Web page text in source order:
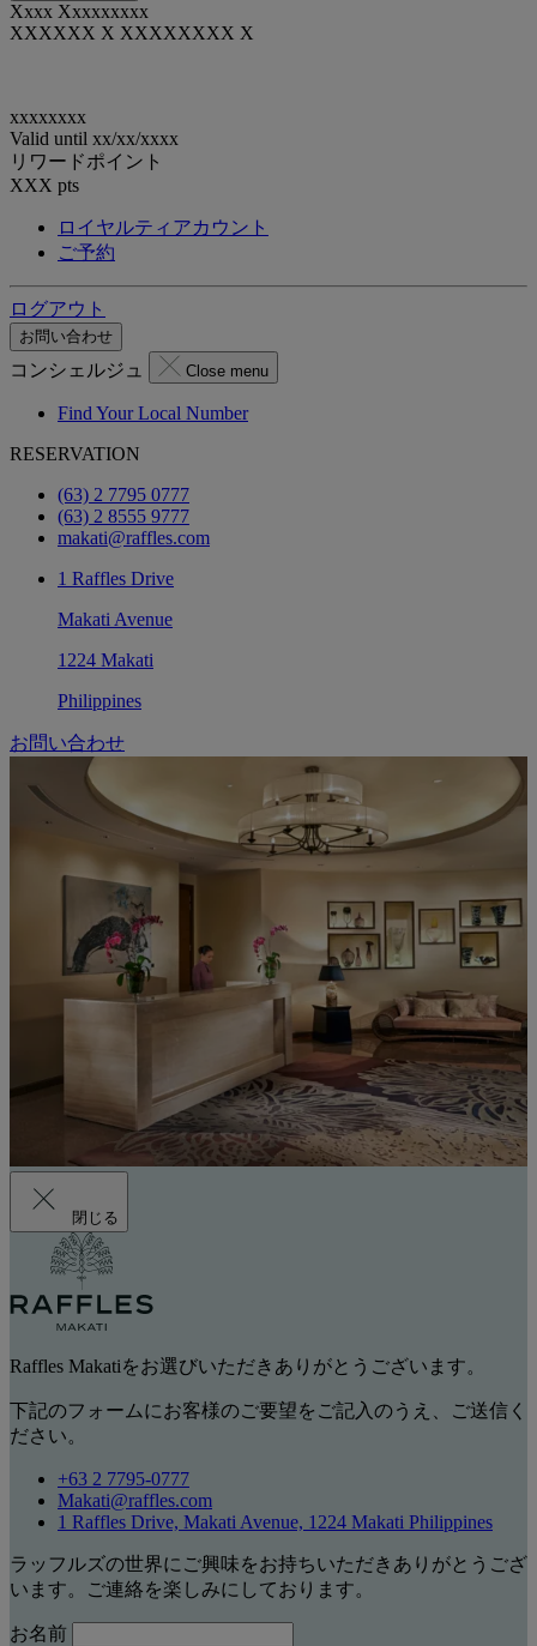
Xxxx Xxxxxxxxx
XXXXXX X XXXXXXXX X
xxxxxxxx
Valid until xx/xx/xxxx
リワードポイント
XXX pts
ロイヤルティアカウント
ご予約
ログアウト
お問い合わせ
コンシェルジュ Close menu
Find Your Local Number
RESERVATION
(63) 2 7795 0777
(63) 2 8555 9777
makati@raffles.com
1 Raffles Drive
Makati Avenue
1224 Makati
Philippines
お問い合わせ
閉じる
Raffles Makatiをお選びいただきありがとうございます。
下記のフォームにお客様のご要望をご記入のうえ、ご送信く
ださい。
+63 2 7795-0777
Makati@raffles.com
1 Raffles Drive, Makati Avenue, 1224 Makati Philippines
ラッフルズの世界にご興味をお持ちいただきありがとうござ
います。ご連絡を楽しみにしております。
お名前